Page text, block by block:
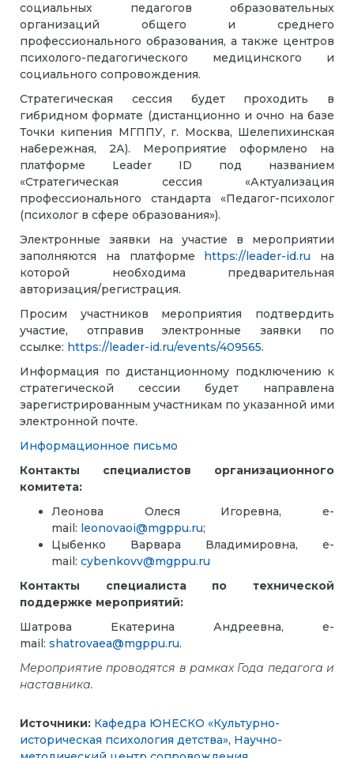
социальных педагогов образовательных
организаций общего и среднего
профессионального образования, а также центров
психолого-педагогического медицинского и
социального сопровождения.
Стратегическая сессия будет проходить в
гибридном формате (дистанционно и очно на базе
Точки кипения МГППУ, г. Москва, Шелепихинская
набережная, 2А). Мероприятие оформлено на
платформе Leader ID под названием
«Стратегическая сессия «Актуализация
профессионального стандарта «Педагог-психолог
(психолог в сфере образования»).
Электронные заявки на участие в мероприятии
заполняются на платформе
https://leader-id.ru
на
которой необходима предварительная
авторизация/регистрация.
Просим участников мероприятия подтвердить
участие, отправив электронные заявки по
ссылке: https://leader-id.ru/events/409565.
Информация по дистанционному подключению к
стратегической сессии будет направлена
зарегистрированным участникам по указанной ими
электронной почте.
Информационное письмо
Контакты специалистов организационного
комитета:
Леонова Олеся Игоревна, e-
mail: leonovaoi@mgppu.ru;
Цыбенко Варвара Владимировна, e-
mail: cybenkovv@mgppu.ru
Контакты специалиста по технической
поддержке мероприятий:
Шатрова Екатерина Андреевна, e-
mail: shatrovaea@mgppu.ru.
Мероприятие проводятся в рамках Года педагога и
наставника.
Источники: Кафедра ЮНЕСКО «Культурно-
историческая психология детства», Научно-